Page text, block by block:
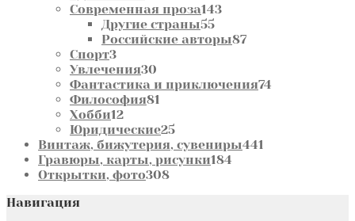
товаров
Современная проза143143
Другие страны5555
товаров
Российские авторы8787
Спорт33
товара
Увлечения30
товаров
Фантастика и приключения74
Философия81
Хобби1212
товаров
Юридические2525
товаров
Винтаж, бижутерия, сувениры441
Гравюры, карты, рисунки184
Открытки, фото308308
Навигация